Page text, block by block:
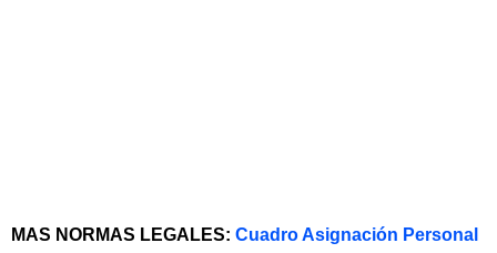
MAS NORMAS LEGALES: Cuadro Asignación Personal